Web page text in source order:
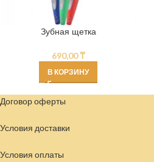
Зубная щетка
690,00₸
В КОРЗИНУ
Договор оферты
Условия доставки
Условия оплаты